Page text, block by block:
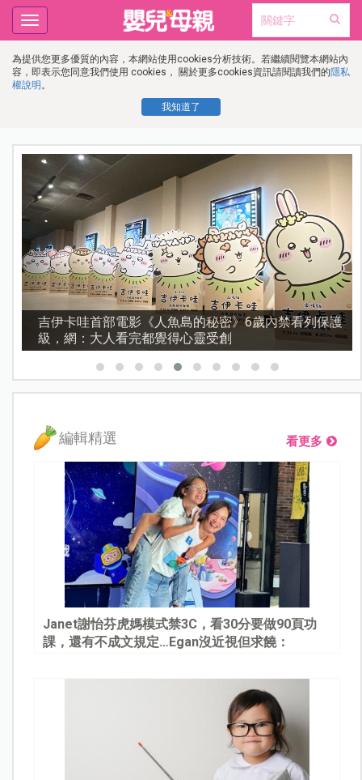
為提供您更多優質的內容，本網站使用cookies分析技術。若繼續閱覽本網站內
容，即表示您同意我們使用 cookies， 關於更多cookies資訊請閱讀我們的隱私
權說明 。
我知道了
Toggle
navigation
資優教育15問！師鐸獎名師陳宥妤：資優教育的核心，
不是成績而是讀懂孩子的心理準備度
編輯精選 看更多
Janet謝怡芬虎媽模式禁3C，看30分要做90頁功
課，還有不成文規定…Egan沒近視但求饒：